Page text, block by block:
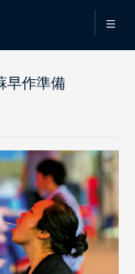
早作準備